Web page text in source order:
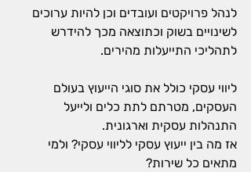
לנהל פרויקטים ועובדים וכן להיות ערוכים
לשינויים בשוק וכתוצאה מכך להידרש
לתהליכי התייעלות מהירים.
ליווי עסקי כולל את סוגי הייעוץ בעולם
העסקים, מטרתם לתת כלים ולייעל
התנהלות עסקית וארגונית.
אז מה בין ייעוץ עסקי לליווי עסקי? ולמי
מתאים כל שירות?